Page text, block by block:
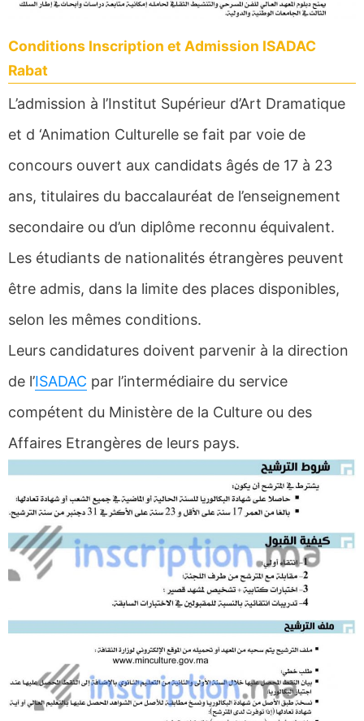
Conditions Inscription et Admission ISADAC
Rabat
L’admission à l’Institut Supérieur d’Art Dramatique
et d ‘Animation Culturelle se fait par voie de
concours ouvert aux candidats âgés de 17 à 23
ans, titulaires du baccalauréat de l’enseignement
secondaire ou d’un diplôme reconnu équivalent.
Les étudiants de nationalités étrangères peuvent
être admis, dans la limite des places disponibles,
selon les mêmes conditions.
Leurs candidatures doivent parvenir à la direction
de l’ISADAC par l’intermédiaire du service
compétent du Ministère de la Culture ou des
Affaires Etrangères de leurs pays.